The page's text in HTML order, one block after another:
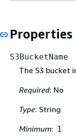
Properties
S3BucketName
The S3 bucket
Required: No
Type: String
Minimum: 1